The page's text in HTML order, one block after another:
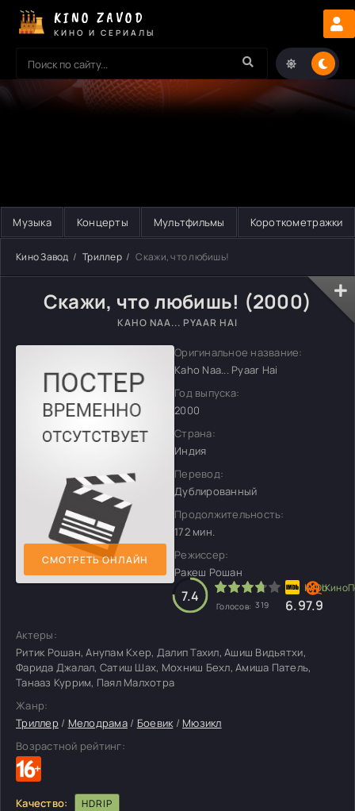
KINO ZAVOD
КИНО И СЕРИАЛЫ
Музыка Концерты Мультфильмы Короткометражки
Кино Завод Триллер Скажи, что любишь!
Скажи, что любишь! (2000)
KAHO NAA... PYAAR HAI
СМОТРЕТЬ ОНЛАЙН
Оригинальное название:
Kaho Naa... Pyaar Hai
Год выпуска:
2000
Страна:
Индия
Перевод:
Дублированный
Продолжительность:
172 мин.
Режиссер:
Ракеш Рошан
7.4
Голосов: 319 6.97.9
Актеры:
Ритик Рошан, Анупам Кхер, Далип Тахил, Ашиш Видьятхи,
Фарида Джалал, Сатиш Шах, Мохниш Бехл, Амиша Патель,
Танааз Куррим, Паял Малхотра
Жанр:
Триллер/ Мелодрама/ Боевик/ Мюзикл
Возрастной рейтинг:
Качество: HDRIP